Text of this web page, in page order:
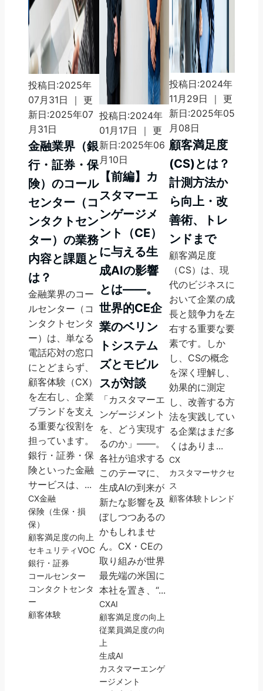
投稿日:2025年
07月31日 ｜ 更
新日:2025年07
月31日
金融業界（銀
行・証券・保
険）のコール
センター（コ
ンタクトセン
ター）の業務
内容と課題と
は？
金融業界のコー
ルセンター（コ
ンタクトセンタ
ー）は、単なる
電話応対の窓口
にとどまらず、
顧客体験（CX）
を左右し、企業
ブランドを支え
る重要な役割を
担っています。
銀行・証券・保
険といった金融
サービスは、...
CX金融
保険（生保・損
保）
顧客満足度の向上
セキュリティVOC
銀行・証券
コールセンター
コンタクトセンタ
ー
顧客体験
投稿日:2024年
01月17日 ｜ 更
新日:2025年06
月10日
【前編】カ
スタマーエ
ンゲージメ
ント（CE）
に与える生
成AIの影響
とは――。
世界的CE企
業のベリン
トシステム
ズとモビル
スが対談
「カスタマーエ
ンゲージメント
を、どう実現す
るのか」――。
各社が追求する
このテーマに、
生成AIの到来が
新たな影響を及
ぼしつつあるの
かもしれませ
ん。CX・CEの
取り組みが世界
最先端の米国に
本社を置き、“...
CXAI
顧客満足度の向上
従業員満足度の向
上
生成AI
カスタマーエンゲ
ージメント
投稿日:2024年
11月29日 ｜ 更
新日:2025年05
月08日
顧客満足度
(CS)とは？
計測方法か
ら向上・改
善術、トレ
ンドまで
顧客満足度
（CS）は、現
代のビジネスに
おいて企業の成
長と競争力を左
右する重要な要
素です。しか
し、CSの概念
を深く理解し、
効果的に測定
し、改善する方
法を実践してい
る企業はまだ多
くはありま...
CX
カスタマーサクセ
ス
顧客体験トレンド